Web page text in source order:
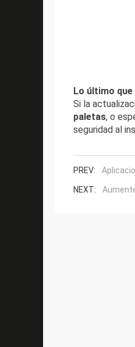
Lo último
Si la
paletas, o
seguridad al
PREV:
NEXT: